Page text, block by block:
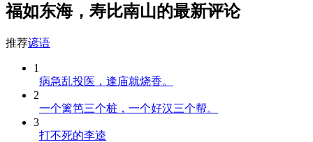
福如东海，寿比南山的最新评论
推荐谚语
1
病急乱投医，逢庙就烧香。
2
一个篱笆三个桩，一个好汉三个帮。
3
打不死的李逵